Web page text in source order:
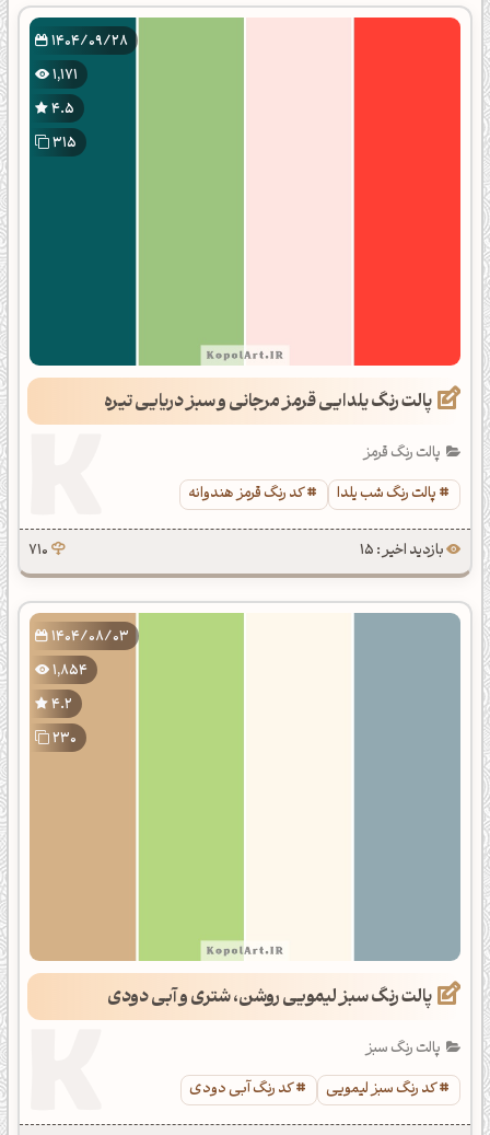
1404/09/28
1,171
4.5
315
پالت رنگ یلدایی قرمز مرجانی و سبز دریایی تیره
پالت رنگ قرمز
پالت رنگ شب یلدا
کد رنگ قرمز هندوانه
بازدید اخیر : 15 710
1404/08/03
1,854
4.2
230
پالت رنگ سبز لیمویی روشن، شتری و آبی دودی
پالت رنگ سبز
کد رنگ سبز لیمویی
کد رنگ آبی دودی